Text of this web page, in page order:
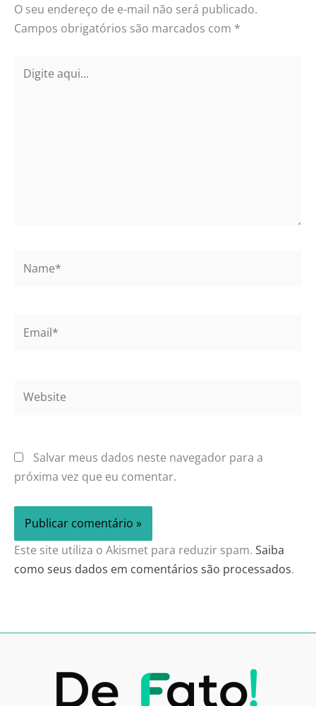
O seu endereço de e-mail não será publicado.
Campos obrigatórios são marcados com *
aqui...
Salvar meus dados neste navegador para a
próxima vez que eu comentar.
Este site utiliza o Akismet para reduzir spam. Saiba
como seus dados em comentários são processados.